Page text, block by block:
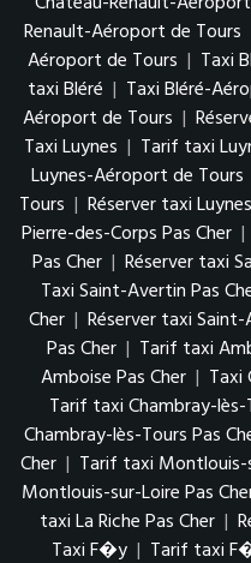
Renault-Aéroport de Tours
Aéroport de Tours | Taxi
taxi Bléré | Taxi Bléré-
Aéroport de Tours |
Taxi Luynes | Tarif taxi
Luynes-Aéroport de Tours
Tours | Réserver taxi
Pierre-des-Corps Pas Cher |
Pas Cher | Réserver taxi
Taxi Saint-Avertin Pas
Cher | Réserver taxi
Pas Cher | Tarif taxi
Amboise Pas Cher | Taxi
Tarif taxi Chambray-lès-
Chambray-lès-Tours Pas
Cher | Tarif taxi Montlouis-
Montlouis-sur-Loire Pas
taxi La Riche Pas Cher |
Taxi F�y | Tarif taxi